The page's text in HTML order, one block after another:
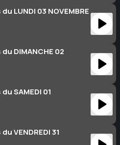
LUNDI 03 NOVEMBRE
DIMANCHE 02
SAMEDI 01
VENDREDI 31